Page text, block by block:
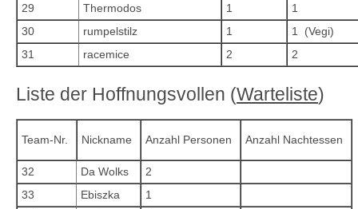
29
Thermodos 1
1
30
rumpelstilz 1
1 (Vegi)
31
racemice 2 2
Liste der Hoffnungsvollen (Warteliste)
Team-Nr. Nickname Anzahl Personen Anzahl Nachtessen
32 Da Wolks
2
33
Ebiszka
1